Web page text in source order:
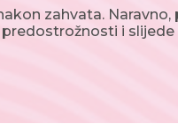
zahvata.
i slijede